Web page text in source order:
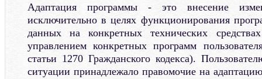
Адаптация программы - это внесение
исключительно в целях функционирования
данных на конкретных технических
управлением конкретных программ
статьи 1270 Гражданского кодекса).
ситуации принадлежало правомочие на